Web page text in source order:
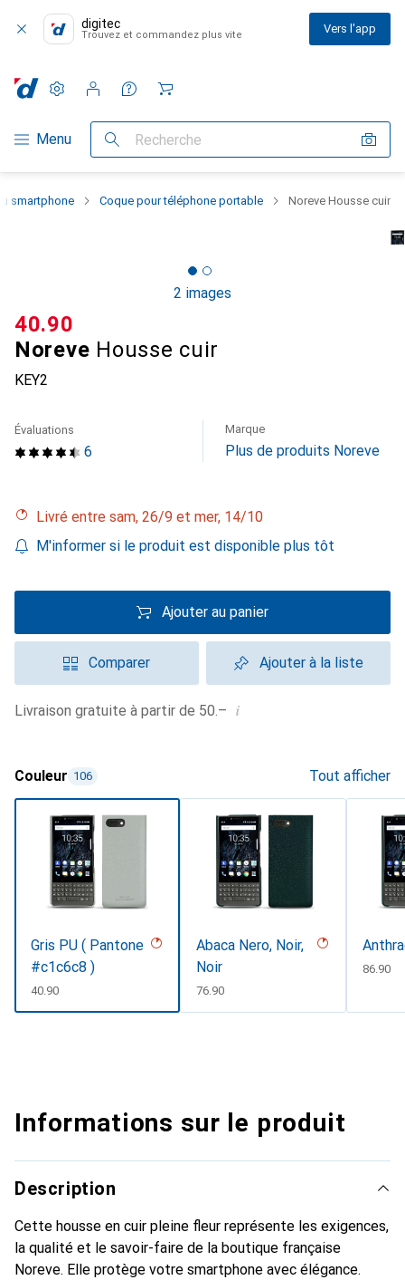
digitec
Trouvez et commandez plus vite Vers l'app
Navigation par catégorie
Menu Recherche
Paramètres
Compte client
Listes de comparaison
Listes d'envies
Panier
smartphone Coque pour téléphone portable Noreve Housse cuir
2 images
Noreve Housse cuir
KEY2
CHF
40.90
6
Évaluations Marque
Plus de produits Noreve
Livré entre sam, 26/9 et mer, 14/10
M'informer si le produit est disponible plus tôt
Ajouter au panier
Comparer Ajouter à la liste
Livraison gratuite à partir de 50.– i
Couleur 106 Tout afficher
Gris PU ( Pantone
#c1c6c8 )
CHF
40.90
Abaca Nero, Noir,
Noir
CHF
76.90
CHF
86.90
Informations sur le produit
Description
Cette housse en cuir pleine fleur représente les exigences,
la qualité et le savoir-faire de la boutique française
Noreve. Elle protège votre smartphone avec élégance.